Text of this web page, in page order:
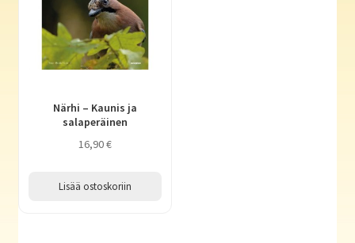
Närhi – Kaunis ja
salaperäinen
16,90€
Lisää ostoskoriin